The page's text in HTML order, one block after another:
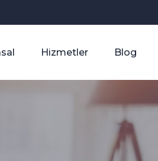
Hizmetler Blog